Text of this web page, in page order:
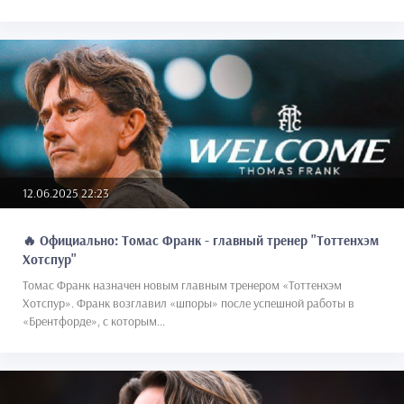
12.06.2025 22:23
🔥 Официально: Томас Франк - главный тренер "Тоттенхэм
Хотспур"
Томас Франк назначен новым главным тренером «Тоттенхэм
Хотспур». Франк возглавил «шпоры» после успешной работы в
«Брентфорде», с которым...